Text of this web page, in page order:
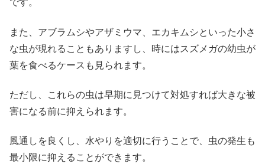
です。
また、アブラムシやアザミウマ、エカキムシといった小さ
な虫が現れることもありますし、時にはスズメガの幼虫が
葉を食べるケースも見られます。
ただし、これらの虫は早期に見つけて対処すれば大きな被
害になる前に抑えられます。
風通しを良くし、水やりを適切に行うことで、虫の発生も
最小限に抑えることができます。